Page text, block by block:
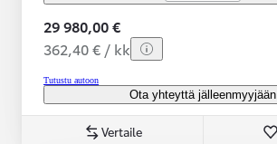
29 980,00 €
362,40 € / kk
Tutustu autoon
Ota yhteyttä jälleenmyyjään
Vertaile